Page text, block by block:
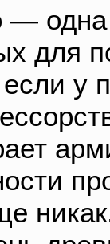
одна
для
у